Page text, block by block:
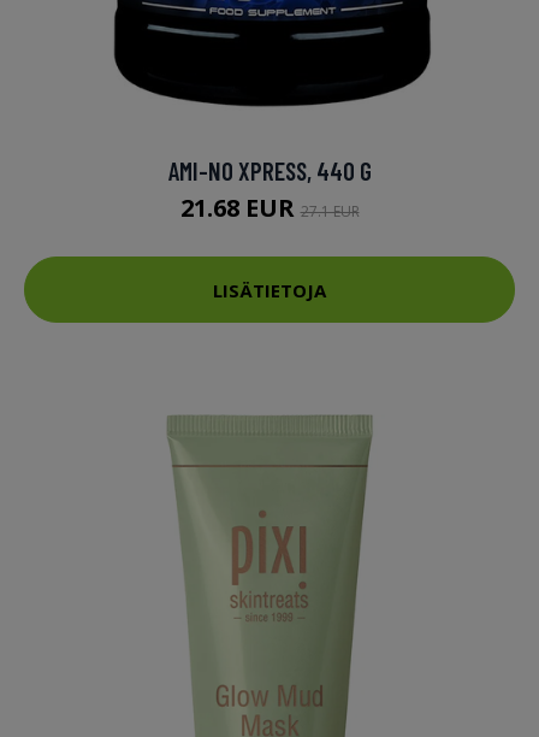
AMI-NO XPRESS, 440 G
21.68 EUR27.1 EUR
LISÄTIETOJA